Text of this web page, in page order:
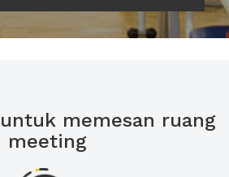
memesan ruang
meeting